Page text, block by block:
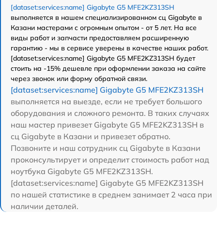
[dataset:services:name] Gigabyte G5 MFE2KZ313SH
выполняется в нашем специализированном сц Gigabyte в
Казани мастерами с огромным опытом - от 5 лет. На все
виды работ и запчасти предоставляем расширенную
гарантию - мы в сервисе уверены в качестве наших работ.
[dataset:services:name] Gigabyte G5 MFE2KZ313SH будет
стоить на -15% дешевле при оформлении заказа на сайте
через звонок или форму обратной связи.
[dataset:services:name] Gigabyte G5 MFE2KZ313SH
выполняется на выезде, если не требует большого
оборудования и сложного ремонта. В таких случаях
наш мастер привезет Gigabyte G5 MFE2KZ313SH в
сц Gigabyte в Казани и привезет обратно.
Позвоните и наш сотрудник сц Gigabyte в Казани
проконсультирует и определит стоимость работ над
ноутбука Gigabyte G5 MFE2KZ313SH.
[dataset:services:name] Gigabyte G5 MFE2KZ313SH
по нашей статистике в среднем занимает 2 часа при
наличии деталей.